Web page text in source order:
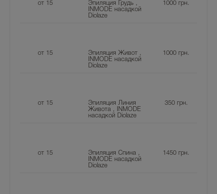
от 15
Эпиляция Грудь ,
INMODE насадкой
Diolaze
1000 грн.
от 15
Эпиляция Живот ,
INMODE насадкой
Diolaze
1000 грн.
от 15
Эпиляция Линия
Живота , INMODE
насадкой Diolaze
350грн.
от 15
Эпиляция Спина ,
INMODE насадкой
Diolaze
1450 грн.